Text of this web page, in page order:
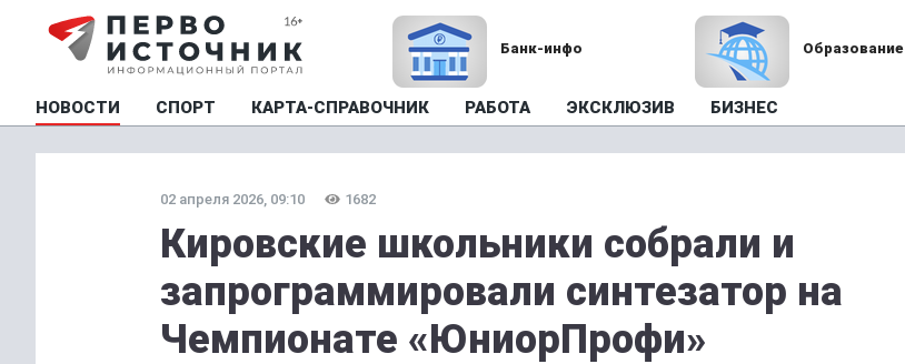
Банк-инфо Образование
НОВОСТИ СПОРТ КАРТА-СПРАВОЧНИК РАБОТА ЭКСКЛЮЗИВ БИЗНЕС
02 апреля 2026, 09:10 1682
Кировские школьники собрали и
запрограммировали синтезатор на
Чемпионате «ЮниорПрофи»